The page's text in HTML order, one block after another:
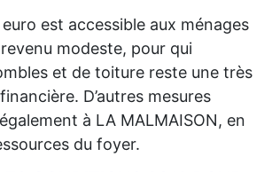
euro est accessible aux ménages
modeste, pour qui
et de toiture reste une très
D’autres mesures
à LA MALMAISON, en
du foyer.